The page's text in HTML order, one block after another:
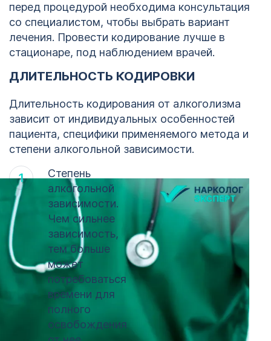
перед процедурой необходима консультация
со специалистом, чтобы выбрать вариант
лечения. Провести кодирование лучше в
стационаре, под наблюдением врачей.
ДЛИТЕЛЬНОСТЬ КОДИРОВКИ
Длительность кодирования от алкоголизма
зависит от индивидуальных особенностей
пациента, специфики применяемого метода и
степени алкогольной зависимости.
Степень
алкогольной
зависимости.
Чем сильнее
зависимость,
тем больше
может
потребоваться
времени для
полного
освобождения
123